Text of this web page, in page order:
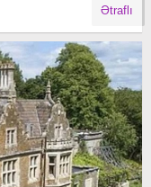
Ətraflı